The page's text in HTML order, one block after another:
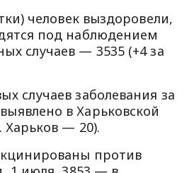
человек выздоровели,
под наблюдением
случаев — 3535 (+4 за
случаев заболевания за
в Харьковской
Харьков — 20).
против